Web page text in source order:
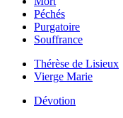
Péchés
Purgatoire
Souffrance
Thérèse de Lisieux
Vierge Marie
Dévotion